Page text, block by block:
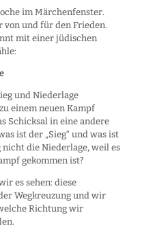
im Märchenfenster.
von und für den Frieden.
mit einer jüdischen
und Niederlage
einem neuen Kampf
Schicksal in eine andere
ist der „Sieg“ und was ist
nicht die Niederlage, weil es
gekommen ist?
es sehen: diese
Wegkreuzung und wir
Richtung wir